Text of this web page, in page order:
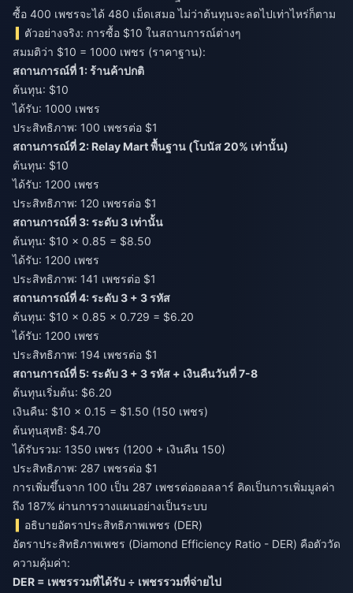
ซื้อ 400 เพชรจะได้ 480 เม็ดเสมอ ไม่ว่าต้นทุนจะลดไปเท่าไหร่ก็ตาม
ตัวอย่างจริง: การซื้อ $10 ในสถานการณ์ต่างๆ
สมมติว่า $10 = 1000 เพชร (ราคาฐาน):
สถานการณ์ที่ 1: ร้านค้าปกติ
ต้นทุน: $10
ได้รับ: 1000 เพชร
ประสิทธิภาพ: 100 เพชรต่อ $1
สถานการณ์ที่ 2: Relay Mart พื้นฐาน (โบนัส 20% เท่านั้น)
ต้นทุน: $10
ได้รับ: 1200 เพชร
ประสิทธิภาพ: 120 เพชรต่อ $1
สถานการณ์ที่ 3: ระดับ 3 เท่านั้น
ต้นทุน: $10 × 0.85 = $8.50
ได้รับ: 1200 เพชร
ประสิทธิภาพ: 141 เพชรต่อ $1
สถานการณ์ที่ 4: ระดับ 3 + 3 รหัส
ต้นทุน: $10 × 0.85 × 0.729 = $6.20
ได้รับ: 1200 เพชร
ประสิทธิภาพ: 194 เพชรต่อ $1
สถานการณ์ที่ 5: ระดับ 3 + 3 รหัส + เงินคืนวันที่ 7-8
ต้นทุนเริ่มต้น: $6.20
เงินคืน: $10 × 0.15 = $1.50 (150 เพชร)
ต้นทุนสุทธิ: $4.70
ได้รับรวม: 1350 เพชร (1200 + เงินคืน 150)
ประสิทธิภาพ: 287 เพชรต่อ $1
การเพิ่มขึ้นจาก 100 เป็น 287 เพชรต่อดอลลาร์ คิดเป็นการเพิ่มมูลค่า
ถึง 187% ผ่านการวางแผนอย่างเป็นระบบ
อธิบายอัตราประสิทธิภาพเพชร (DER)
อัตราประสิทธิภาพเพชร (Diamond Efficiency Ratio - DER) คือตัววัด
ความคุ้มค่า:
DER = เพชรรวมที่ได้รับ ÷ เพชรรวมที่จ่ายไป